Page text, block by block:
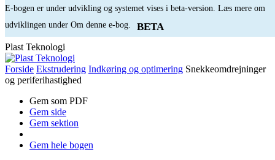
E-bogen er under udvikling og systemet vises i beta-version. Læs mere om
udviklingen under Om denne e-bog.
BETA
Plast Teknologi
Forside Ekstrudering Indkøring og optimering Snekkeomdrejninger
og periferihastighed
Gem som PDF
Gem side
Gem sektion
Gem hele bogen